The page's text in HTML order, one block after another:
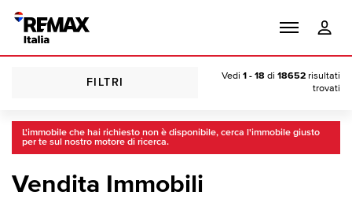
FILTRI
Vedi 1 - 18 di 18652 risultati
trovati
L'immobile che hai richiesto non è disponibile, cerca l'immobile giusto
per te sul nostro motore di ricerca.
Vendita Immobili